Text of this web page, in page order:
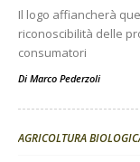
Il logo affiancherà
riconoscibilità delle
consumatori
Di Marco Pederzoli
AGRICOLTURA